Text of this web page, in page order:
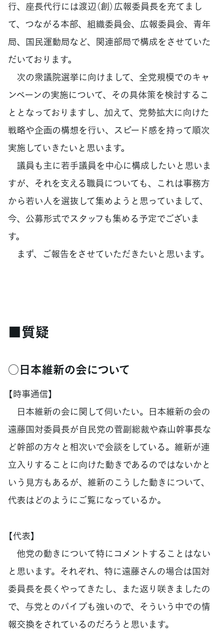
行、座長代行には渡辺（創）広報委員長を充てまし
て、つながる本部、組織委員会、広報委員会、青年
局、国民運動局など、関連部局で構成をさせていた
だいております。
次の衆議院選挙に向けまして、全党規模でのキャ
ンペーンの実施について、その具体策を検討するこ
ととなっておりますし、加えて、党勢拡大に向けた
戦略や企画の構想を行い、スピード感を持って順次
実施していきたいと思います。
議員も主に若手議員を中心に構成したいと思いま
すが、それを支える職員についても、これは事務方
から若い人を選抜して集めようと思っていまして、
今、公募形式でスタッフも集める予定でございま
す。
まず、ご報告をさせていただきたいと思います。
■質疑
○日本維新の会について
【時事通信】
日本維新の会に関して伺いたい。日本維新の会の
遠藤国対委員長が自民党の菅副総裁や森山幹事長な
ど幹部の方々と相次いで会談をしている。維新が連
立入りすることに向けた動きであるのではないかと
いう見方もあるが、維新のこうした動きについて、
代表はどのようにご覧になっているか。
【代表】
他党の動きについて特にコメントすることはない
と思います。それぞれ、特に遠藤さんの場合は国対
委員長を長くやってきたし、また返り咲きましたの
で、与党とのパイプも強いので、そういう中での情
報交換をされているのだろうと思います。